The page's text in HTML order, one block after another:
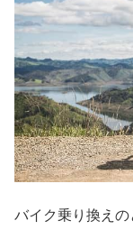
バイク乗り換えの